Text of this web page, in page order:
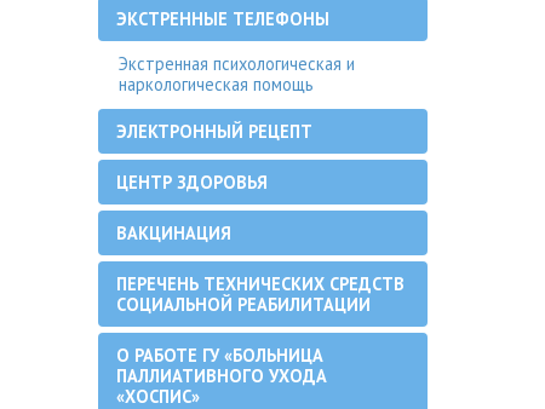
ЭКСТРЕННЫЕ ТЕЛЕФОНЫ
Экстренная психологическая и
наркологическая помощь
ЭЛЕКТРОННЫЙ РЕЦЕПТ
ЦЕНТР ЗДОРОВЬЯ
ВАКЦИНАЦИЯ
ПЕРЕЧЕНЬ ТЕХНИЧЕСКИХ СРЕДСТВ
СОЦИАЛЬНОЙ РЕАБИЛИТАЦИИ
О РАБОТЕ ГУ «БОЛЬНИЦА
ПАЛЛИАТИВНОГО УХОДА
«ХОСПИС»